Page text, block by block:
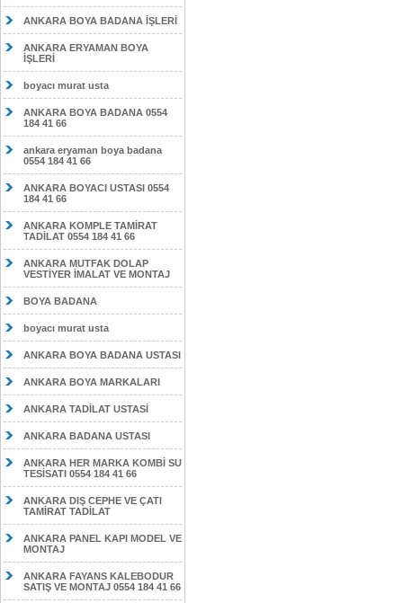
ANKARA BOYA BADANA İŞLERİ
ANKARA ERYAMAN BOYA
İŞLERİ
boyacı murat usta
ANKARA BOYA BADANA 0554
184 41 66
ankara eryaman boya badana
0554 184 41 66
ANKARA BOYACI USTASI 0554
184 41 66
ANKARA KOMPLE TAMİRAT
TADİLAT 0554 184 41 66
ANKARA MUTFAK DOLAP
VESTİYER İMALAT VE MONTAJ
BOYA BADANA
boyacı murat usta
ANKARA BOYA BADANA USTASI
ANKARA BOYA MARKALARI
ANKARA TADİLAT USTASİ
ANKARA BADANA USTASI
ANKARA HER MARKA KOMBİ SU
TESİSATI 0554 184 41 66
ANKARA DIŞ CEPHE VE ÇATI
TAMİRAT TADİLAT
ANKARA PANEL KAPI MODEL VE
MONTAJ
ANKARA FAYANS KALEBODUR
SATIŞ VE MONTAJ 0554 184 41 66